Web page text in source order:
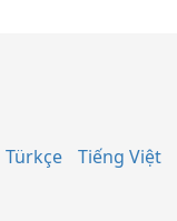
Türkçe Tiếng Việt